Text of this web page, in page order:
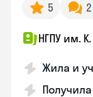
5
НГПУ им.
Жила и